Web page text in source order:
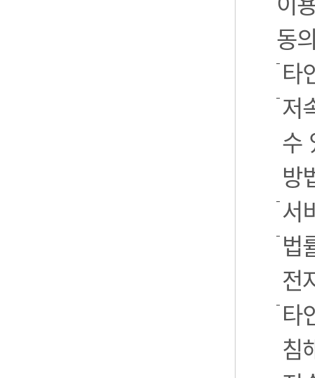
동
타
저
수
방
서
법
전
타
침